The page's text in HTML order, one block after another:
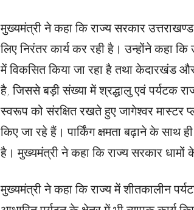
मुख्यमंत्री ने कहा कि राज्य सरकार
लिए निरंतर कार्य कर रही है। उन्होंने कहा
में विकसित किया जा रहा है तथा केदारखंड और
है, जिससे बड़ी संख्या में श्रद्धालु एवं पर्यटक
स्वरूप को संरक्षित रखते हुए जागेश्वर मास्टर
किए जा रहे हैं। पार्किंग क्षमता बढ़ाने के
है। मुख्यमंत्री ने कहा कि राज्य सरकार धामों
मुख्यमंत्री ने कहा कि राज्य में शीतकालीन